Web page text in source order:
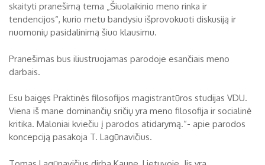
skaityti pranešimą tema „Šiuolaikinio meno rinka ir
tendencijos“, kurio metu bandysiu išprovokuoti diskusiją ir
nuomonių pasidalinimą šiuo klausimu.
Pranešimas bus iliustruojamas parodoje esančiais meno
darbais.
Esu baigęs Praktinės filosofijos magistrantūros studijas VDU.
Viena iš mane dominančių sričių yra meno filosofija ir socialinė
kritika. Maloniai kviečiu į parodos atidarymą.“- apie parodos
koncepciją pasakoja T. Lagūnavičius.